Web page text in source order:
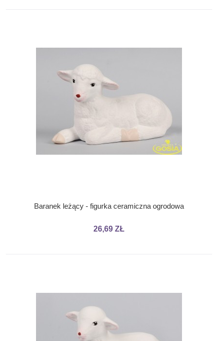
Baranek leżący - figurka ceramiczna ogrodowa
26,69 ZŁ